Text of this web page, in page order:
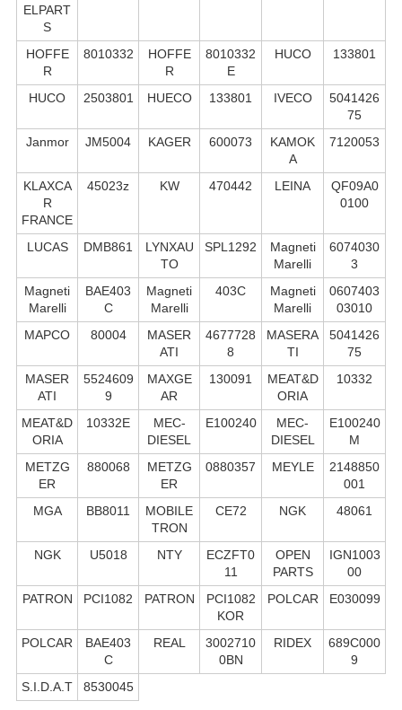
ELPART
S
HOFFE
R
8010332
HOFFE
R
8010332
E
HUCO 133801
HUCO 2503801 HUECO 133801 IVECO
5041426
75
Janmor
JM5004 KAGER 600073
KAMOK
A
7120053
KLAXCA
R
FRANCE
45023z KW 470442 LEINA
QF09A0
0100
LUCAS DMB861
LYNXAU
TO
SPL1292
Magneti
Marelli
6074030
3
Magneti
Marelli
BAE403
C
Magneti
Marelli
403C
Magneti
Marelli
0607403
03010
MAPCO
80004
MASER
ATI
4677728
8
MASERA
TI
5041426
75
MASER
ATI
5524609
9
MAXGE
AR
130091
MEAT&D
ORIA
10332
MEAT&D
ORIA
10332E
MEC-
DIESEL
E100240
MEC-
DIESEL
E100240
M
METZG
ER
880068
METZG
ER
0880357 MEYLE
2148850
001
MGA
BB8011
MOBILE
TRON
CE72 NGK 48061
NGK U5018 NTY
ECZFT0
11
OPEN
PARTS
IGN1003
00
PATRON
PCI1082 PATRON
PCI1082
KOR
POLCAR E030099
POLCAR
BAE403
C
REAL
3002710
0BN
RIDEX
689C000
9
S.I.D.A.T
8530045